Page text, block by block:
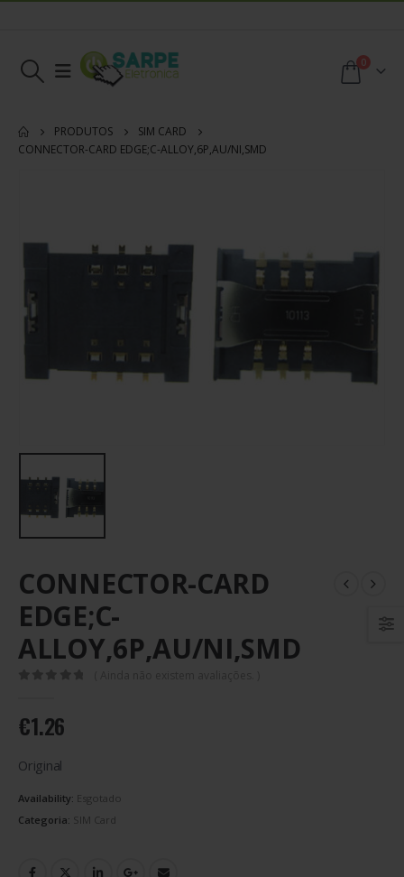
0
PRODUTOS
SIM CARD
CONNECTOR-CARD EDGE;C-ALLOY,6P,AU/NI,SMD
CONNECTOR-CARD
EDGE;C-
ALLOY,6P,AU/NI,SMD
€1.26
Original
Availability: Esgotado
Categoria: SIM Card